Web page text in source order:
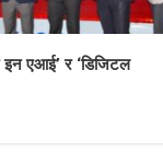
इन एआई’ र ‘डिजिटल